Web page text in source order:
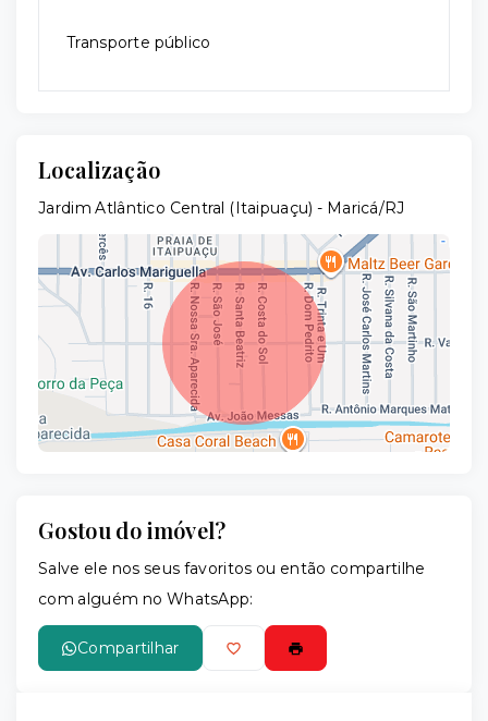
Transporte público
Localização
Jardim Atlântico Central (Itaipuaçu) - Maricá/RJ
Gostou do imóvel?
Salve ele nos seus favoritos ou então compartilhe
com alguém no WhatsApp:
Compartilhar